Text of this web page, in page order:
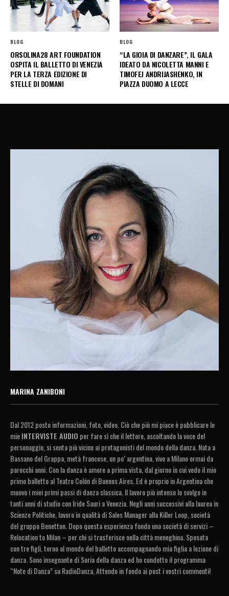
BLOG
ORSOLINA28 ART FOUNDATION
OSPITA IL BALLETTO DI VENEZIA
PER LA TERZA EDIZIONE DI
STELLE DI DOMANI
BLOG
“LA GIOIA DI DANZARE”, IL GALA
IDEATO DA NICOLETTA MANNI E
TIMOFEJ ANDRIJASHENKO, IN
PIAZZA DUOMO A LECCE
MARINA ZANIBONI
Dal 2012 posto informazioni, foto, video. Ciò che più mi piace è pubblicare le
mieINTERVISTE AUDIO per fare sì che il lettore, ascoltando la voce del
personaggio, si senta più vicino ai protagonisti del mondo della danza. Nata a
Bassano del Grappa, metà francese, un po’ argentina, vivo a Milano ormai da
parecchi anni. Con la danza è amore a prima vista, dal giorno in cui vedo il mio
primo balletto al Teatro Colón di Buenos Aires. Ed è proprio in Argentina che
muovo i miei primi passi di danza classica. Il lavoro più intenso lo svolgo in
tanti anni di studio con Iride Sauri a Venezia. Negli anni successivi alla laurea in
Scienze Politiche, lavoro in qualità di Sales Manager alla Killer Loop, società
del gruppo Benetton. Dopo questa esperienza fondo una società di servizi –
Relocation to Milan – per chi si trasferisce nella città meneghina. Sposata
con tre figli, torno al mondo del balletto accompagnando mia figlia a lezione di
danza. Sono insegnante di Soria della danza ed ho condotto il programma
“Note di Danza” su RadioDanza, Attendo in fondo ai post i vostri commenti!